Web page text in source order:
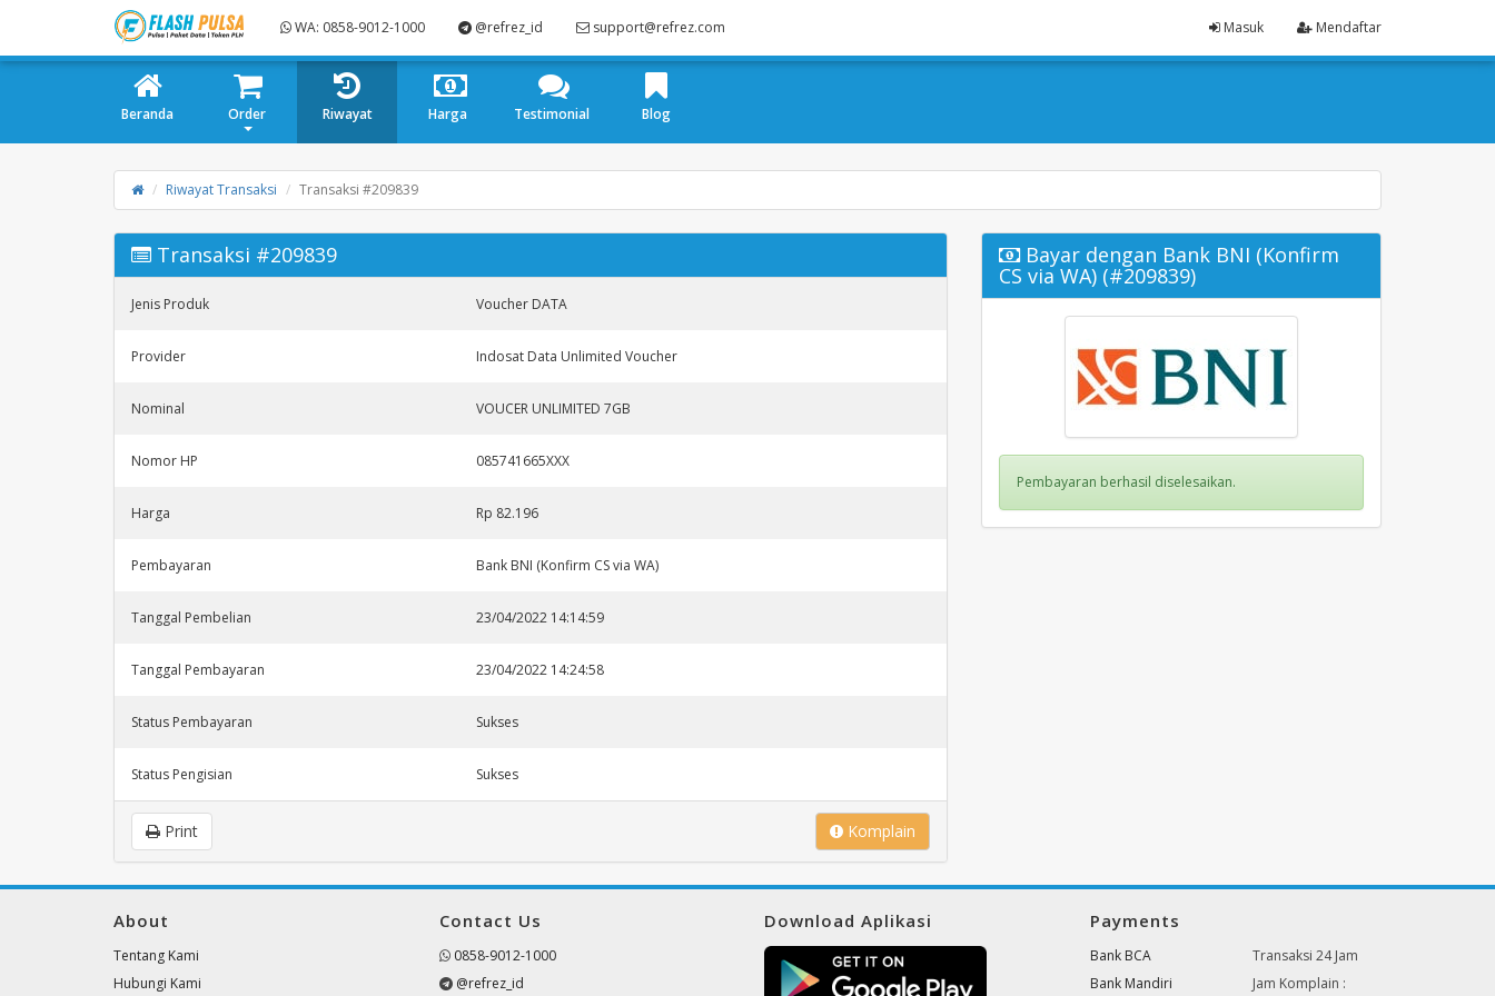
WA: 0858-9012-1000 @refrez_id support@refrez.com Masuk Mendaftar
Beranda Order Riwayat Harga Testimonial Blog
Riwayat Transaksi Transaksi #209839
Transaksi #209839
Jenis Produk Voucher DATA
Provider Indosat Data Unlimited Voucher
Nominal VOUCER UNLIMITED 7GB
Nomor HP 085741665XXX
Harga Rp 82.196
Pembayaran Bank BNI (Konfirm CS via WA)
Tanggal Pembelian 23/04/2022 14:14:59
Tanggal Pembayaran 23/04/2022 14:24:58
Status Pembayaran Sukses
Status Pengisian Sukses
Komplain
Print
Bayar dengan Bank BNI (Konfirm
CS via WA) (#209839)
Pembayaran berhasil diselesaikan.
About
Tentang Kami
Hubungi Kami
Contact Us
0858-9012-1000
@refrez_id
Download Aplikasi Payments
Bank BCA
Bank Mandiri
Transaksi 24 Jam
Jam Komplain :